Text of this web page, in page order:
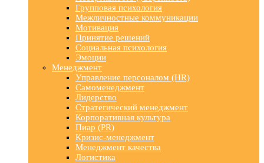
Групповая психология
Межличностные коммуникации
Мотивация
Принятие решений
Социальная психология
Эмоции
Менеджмент
Управление персоналом (HR)
Самоменеджмент
Лидерство
Стратегический менеджмент
Корпоративная культура
Пиар (PR)
Кризис-менеджмент
Менеджмент качества
Логистика